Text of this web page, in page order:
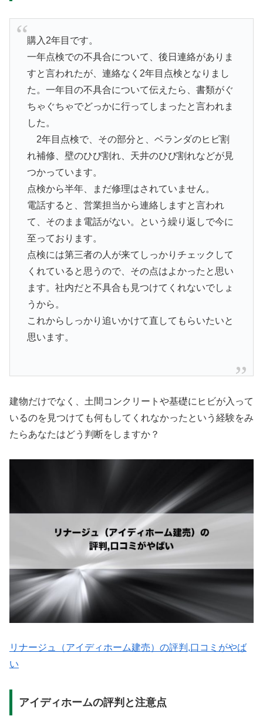
購入2年目です。
一年点検での不具合について、後日連絡がありま
すと言われたが、連絡なく2年目点検となりまし
た。一年目の不具合について伝えたら、書類がぐ
ちゃぐちゃでどっかに行ってしまったと言われま
した。
2年目点検で、その部分と、ベランダのヒビ割
れ補修、壁のひび割れ、天井のひび割れなどが見
つかっています。
点検から半年、まだ修理はされていません。
電話すると、営業担当から連絡しますと言われ
て、そのまま電話がない。という繰り返しで今に
至っております。
点検には第三者の人が来てしっかりチェックして
くれていると思うので、その点はよかったと思い
ます。社内だと不具合も見つけてくれないでしょ
うから。
これからしっかり追いかけて直してもらいたいと
思います。
建物だけでなく、土間コンクリートや基礎にヒビが入って
いるのを見つけても何もしてくれなかったという経験をみ
たらあなたはどう判断をしますか？
リナージュ（アイディホーム建売）の評判,口コミがやば
い
アイディホームの評判と注意点